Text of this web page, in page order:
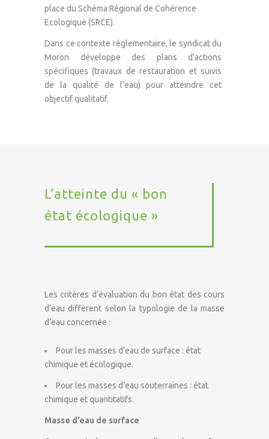
place du Schéma Régional de Cohérence
Ecologique (SRCE).
Dans ce contexte règlementaire, le syndicat du
Moron développe des plans d’actions
spécifiques (travaux de restauration et suivis
de la qualité de l’eau) pour atteindre cet
objectif qualitatif.
L’atteinte du « bon
état écologique »
Les critères d’évaluation du bon état des cours
d’eau diffèrent selon la typologie de la masse
d’eau concernée :
Pour les masses d’eau de surface : état
chimique et écologique.
Pour les masses d’eau souterraines : état
chimique et quantitatifs.
Masse d’eau de surface